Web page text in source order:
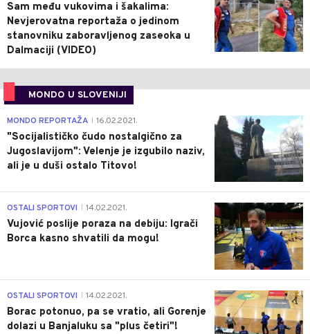
Sam među vukovima i šakalima:
Nevjerovatna reportaža o jedinom
stanovniku zaboravljenog zaseoka u
Dalmaciji (VIDEO)
MONDO U SLOVENIJI
4
MONDO REPORTAŽA 16.02.2021.
"Socijalističko čudo nostalgično za
Jugoslavijom": Velenje je izgubilo naziv,
ali je u duši ostalo Titovo!
1
OSTALI SPORTOVI 14.02.2021.
Vujović poslije poraza na debiju: Igrači
Borca kasno shvatili da mogu!
3
OSTALI SPORTOVI 14.02.2021.
Borac potonuo, pa se vratio, ali Gorenje
dolazi u Banjaluku sa "plus četiri"!